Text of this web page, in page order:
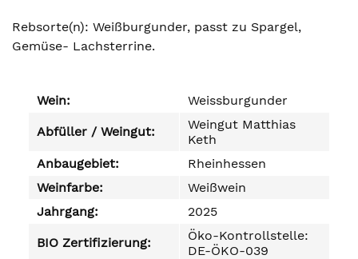
Rebsorte(n): Weißburgunder, passt zu Spargel,
Gemüse- Lachsterrine.
Wein: Weissburgunder
Abfüller / Weingut:
Weingut Matthias
Keth
Anbaugebiet:
Rheinhessen
Weinfarbe:
Weißwein
Jahrgang:
2025
BIO Zertifizierung:
Öko-Kontrollstelle:
DE-ÖKO-039